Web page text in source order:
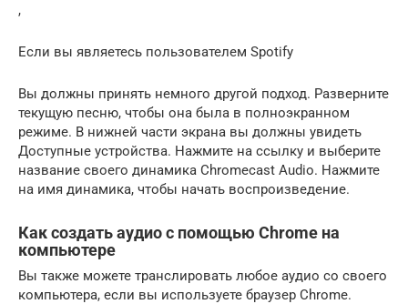
,
Если вы являетесь пользователем Spotify
Вы должны принять немного другой подход. Разверните
текущую песню, чтобы она была в полноэкранном
режиме. В нижней части экрана вы должны увидеть
Доступные устройства. Нажмите на ссылку и выберите
название своего динамика Chromecast Audio. Нажмите
на имя динамика, чтобы начать воспроизведение.
Как создать аудио с помощью Chrome на
компьютере
Вы также можете транслировать любое аудио со своего
компьютера, если вы используете браузер Chrome.